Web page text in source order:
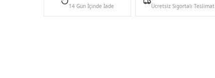
14 Gün İçinde İade Ücretsiz Sigortalı Teslimat